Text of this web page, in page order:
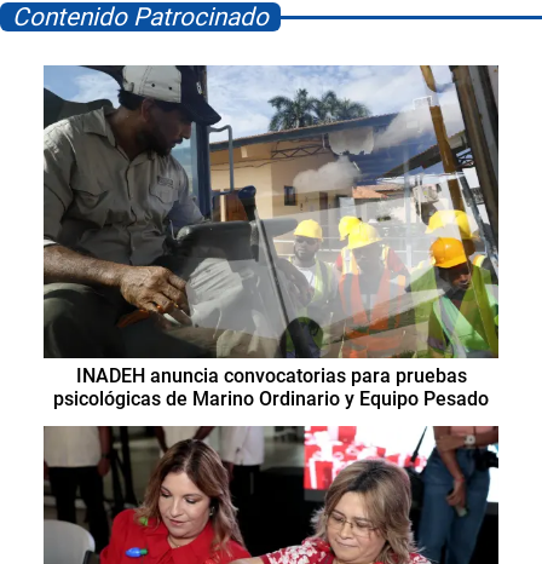
Contenido Patrocinado
INADEH anuncia convocatorias para pruebas
psicológicas de Marino Ordinario y Equipo Pesado